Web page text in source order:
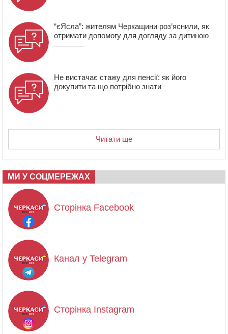
“єЯсла”: жителям Черкащини роз’яснили, як
отримати допомогу для догляду за дитиною
Не вистачає стажу для пенсії: як його
докупити та що потрібно знати
Читати ще
МИ У СОЦМЕРЕЖАХ
Сторінка Facebook
Канал у Telegram
Сторінка Instagram